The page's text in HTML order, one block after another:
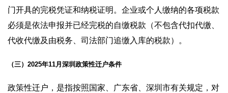
门开具的完税凭证和纳税证明。企业或个人缴纳的各项税款
必须是依法申报并已经完税的自缴税款（不包含代扣代缴、
代收代缴及由税务、司法部门追缴入库的税款）。
（三）2025年11月深圳政策性迁户条件
政策性迁户，是指按照国家、广东省、深圳市有关规定，对